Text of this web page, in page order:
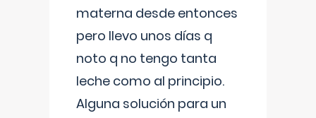
materna desde entonces
pero llevo unos días q
noto q no tengo tanta
leche como al principio.
Alguna solución para un